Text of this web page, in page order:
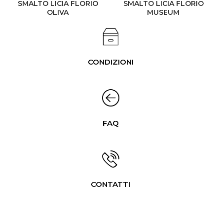
SMALTO LICIA FLORIO
OLIVA
SMALTO LICIA FLORIO
MUSEUM
CONDIZIONI
FAQ
CONTATTI